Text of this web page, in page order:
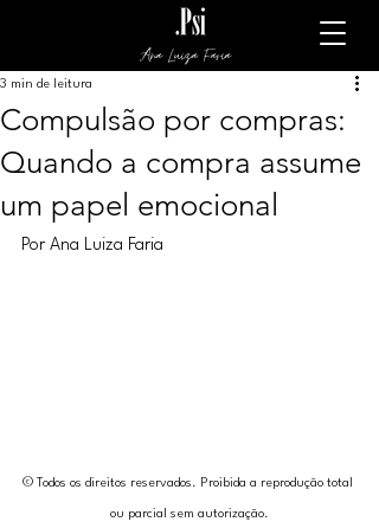
Ana Luiza Faria
Compulsão por compras:
Quando a compra assume
um papel emocional
3 min de leitura
Por Ana Luiza Faria
© Todos os direitos reservados. Proibida a reprodução total
ou parcial sem autorização.